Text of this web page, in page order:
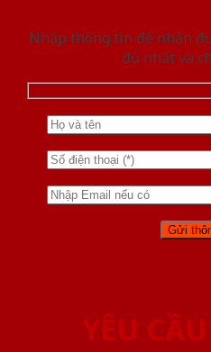
Nhập thông tin để nhận
đủ nhất và
YÊU